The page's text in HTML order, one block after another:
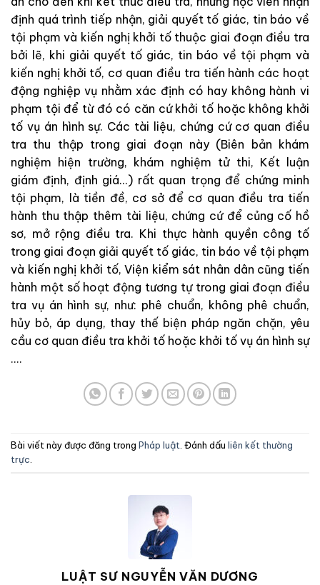
định quá trình tiếp nhận, giải quyết tố giác, tin báovề
tội phạmvà kiến nghị khởi tố thuộc giai đoạn điều tra
bởi lẽ, khi giải quyết tố giác, tin báo về tội phạm và
kiến nghị khởi tố, cơ quan điều tra tiến hành các hoạt
động nghiệpvụ nhằmxác định có hay không hànhvi
phạm tội để từ đó có căn cứ khởi tố hoặc không khởi
tố vụ án hình sự. Các tài liệu, chứng cứ cơ quan điều
tra thu thập trong giai đoạn này (Biên bản khám
nghiệm hiện trường, khám nghiệm tử thi, Kết luận
giám định, định giá...) rất quan trọng để chứng minh
tội phạm, là tiền đề, cơ sở để cơ quan điều tra tiến
hành thu thập thêm tài liệu, chứng cứ để củng cố hồ
sơ, mở rộng điều tra. Khi thực hành quyền công tố
trong giai đoạn giải quyết tố giác, tin báo về tội phạm
và kiến nghị khởi tố,Viện kiểm sát nhân dân cũng tiến
hành một số hoạt động tương tự trong giai đoạn điều
tra vụ án hình sự, như: phê chuẩn, không phê chuẩn,
hủy bỏ, áp dụng, thay thế biện pháp ngăn chặn, yêu
cầu cơ quan điều tra khởi tố hoặc khởi tố vụ án hình sự
....
Bài viết này được đăng trong Pháp luật . Đánh dấu liên kết thường
trực
LUẬT SƯ NGUYỄN VĂN DƯƠNG